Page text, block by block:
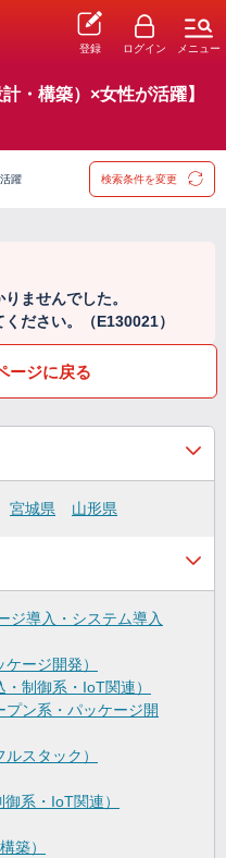
登録 ログイン メニュー
・構築）×女性が活躍】
躍 検索条件を変更
ませんでした。
ださい。（E130021）
ージに戻る
宮城県 山形県
ジ導入・システム導入
ージ開発）
制御系・IoT関連）
ン系・パッケージ開
スタック）
系・IoT関連）
築）